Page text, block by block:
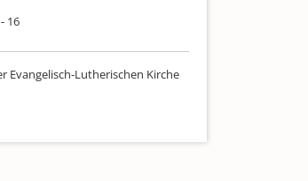
16
Evangelisch-Lutherischen Kirche